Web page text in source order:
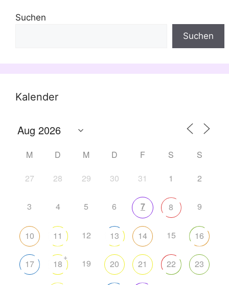
Suchen
Suchen
Kalender
M D M D F S
S
27
28 29 30 31 1 2
3 4 5 6 7 8 9
10 11 12 13 14 15 16
17 18
+
19 20 21 22 23